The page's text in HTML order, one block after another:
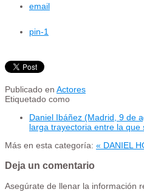
email
pin-1
Publicado en Actores
Etiquetado como
Daniel Ibáñez (Madrid, 9 de
larga trayectoria entre la
Más en esta categoría: « DANIEL
Deja un comentario
Asegúrate de llenar la información